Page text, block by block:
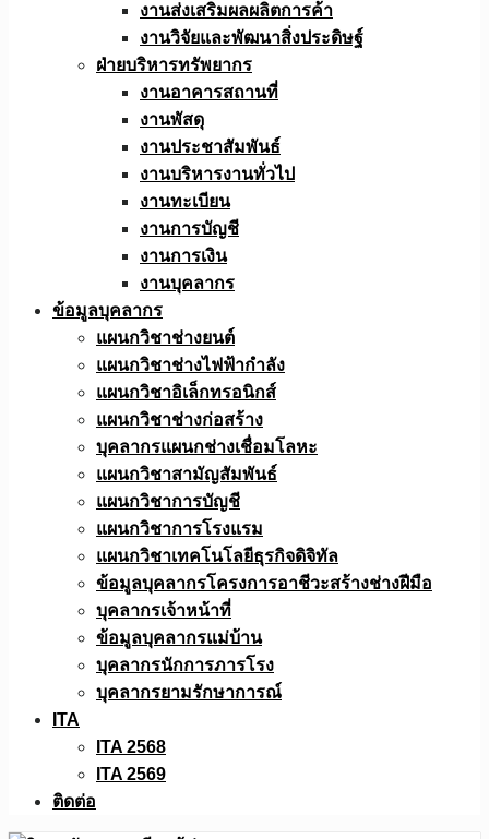
งานส่งเสริมผลผลิตการค้า
งานวิจัยและพัฒนาสิ่งประดิษฐ์
ฝ่ายบริหารทรัพยากร
งานอาคารสถานที่
งานพัสดุ
งานประชาสัมพันธ์
งานบริหารงานทั่วไป
งานทะเบียน
งานการบัญชี
งานการเงิน
งานบุคลากร
ข้อมูลบุคลากร
แผนกวิชาช่างยนต์
แผนกวิชาช่างไฟฟ้ากำลัง
แผนกวิชาอิเล็กทรอนิกส์
แผนกวิชาช่างก่อสร้าง
บุคลากรแผนกช่างเชื่อมโลหะ
แผนกวิชาสามัญสัมพันธ์
แผนกวิชาการบัญชี
แผนกวิชาการโรงแรม
แผนกวิชาเทคโนโลยีธุรกิจดิจิทัล
ข้อมูลบุคลากรโครงการอาชีวะสร้างช่างฝีมือ
บุคลากรเจ้าหน้าที่
ข้อมูลบุคลากรแม่บ้าน
บุคลากรนักการภารโรง
บุคลากรยามรักษาการณ์
ITA
ITA 2568
ITA 2569
ติดต่อ